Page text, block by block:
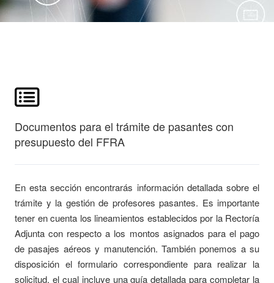
Documentos para el trámite de pasantes con
presupuesto del FFRA
En esta sección encontrarás información detallada sobre el
trámite y la gestión de profesores pasantes. Es importante
tener en cuenta los lineamientos establecidos por la Rectoría
Adjunta con respecto a los montos asignados para el pago
de pasajes aéreos y manutención. También ponemos a su
disposición el formulario correspondiente para realizar la
solicitud, el cual incluye una guía detallada para completar la